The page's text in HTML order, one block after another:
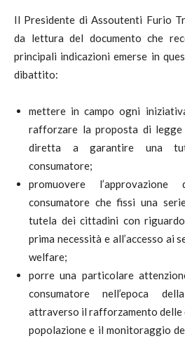
Il Presidente di Assoutenti Furio
da lettura del documento che
principali indicazioni emerse in
dibattito:
mettere in campo ogni
rafforzare la proposta di legge
diretta a garantire una
consumatore;
promuovere
consumatore che fissi una
tutela dei cittadini con
prima necessità e all’accesso ai
welfare;
porre una particolare
consumatore nell’epoca
attraverso il rafforzamento delle
popolazione e il monitoraggio